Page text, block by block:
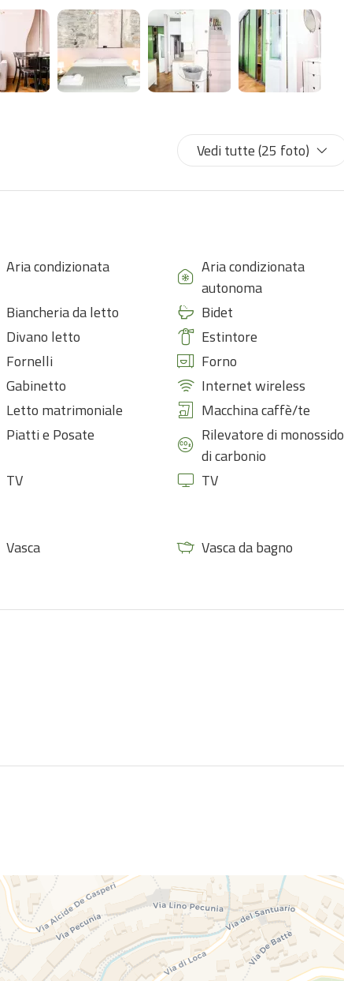
o piccoli gruppi che desiderano un soggiorno confortevole e
Vedi tutte (25 foto)
Aria condizionata
Aria condizionata
autonoma
Biancheria da letto
Bidet
Divano letto
Estintore
Fornelli
Forno
Gabinetto
Internet wireless
Letto matrimoniale
Macchina caffè/te
Piatti e Posate
Rilevatore di monossido
di carbonio
TV TV
Vasca
Vasca da bagno